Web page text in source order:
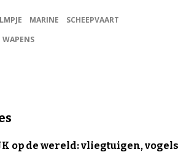
MARINE
SCHEEPVAART
WAPENS
op de wereld: vliegtuigen, vogels